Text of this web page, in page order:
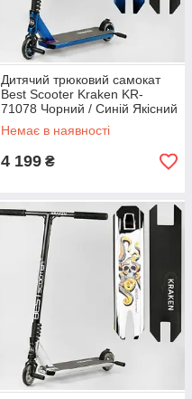
Дитячий трюковий самокат
Best Scooter Kraken KR-
71078 Чорний / Синій Якісний
надійний самокат для
хлопчика
Немає в наявності
4 199 ₴